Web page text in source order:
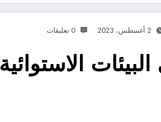
2 أغسطس، 2023 0 تعليقات
الاستوائية